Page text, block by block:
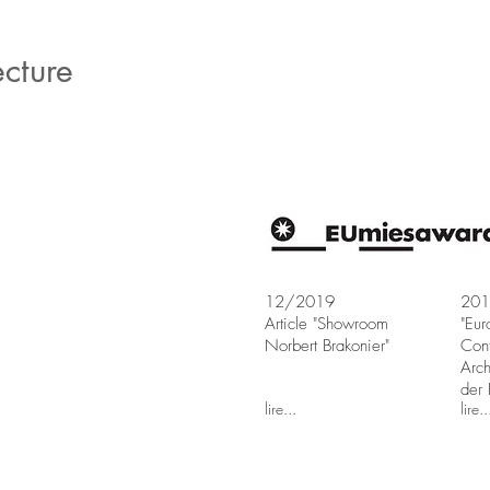
12/2019
Article "Showroom
Norbert Brakonier"
lire...
der